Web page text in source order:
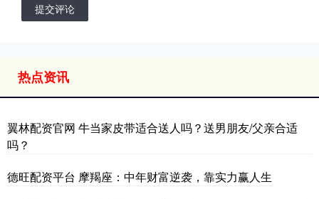
提交评论
热点资讯
翼林配资官网 牛当家皮带适合送人吗？送男朋友/父亲合适
吗？
德旺配资平台 摩羯座：中年财富逆袭，靠实力赢人生